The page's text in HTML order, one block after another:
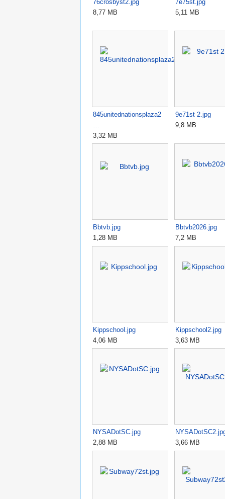
76crosbyst2.jpg
8,77 MB
7e75st.jpg
5,11 MB
845unitednationsplaza2
…
3,32 MB
9e71st 2.jpg
9,8 MB
Bbtvb.jpg
1,28 MB
Bbtvb2026.jpg
7,2 MB
Kippschool.jpg
4,06 MB
Kippschool2.jpg
3,63 MB
NYSADotSC.jpg
2,88 MB
3,66 MB